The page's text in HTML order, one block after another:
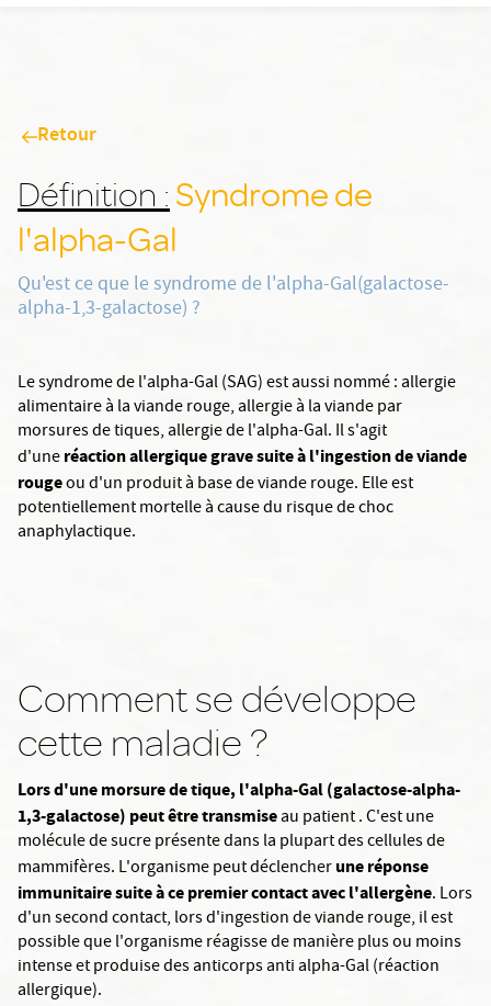
Retour
Définition : Syndrome de
l'alpha-Gal
Qu'est ce que le syndrome de l'alpha-Gal(galactose-
alpha-1,3-galactose) ?
Le syndrome de l'alpha-Gal (SAG) est aussi nommé : allergie
alimentaire à la viande rouge, allergie à la viande par
morsures de tiques, allergie de l'alpha-Gal. Il s'agit
d'uneréaction allergique grave suite à l'ingestion de viande
rougeou d'un produit à base de viande rouge. Elle est
potentiellement mortelle à cause du risque de choc
anaphylactique.
Comment se développe
cette maladie ?
Lors d'une morsure de tique, l'alpha-Gal (galactose-alpha-
1,3-galactose) peut être transmiseau patient . C'est une
molécule de sucre présente dans la plupart des cellules de
mammifères. L'organisme peut déclencherune réponse
immunitaire suite à ce premier contact avec l'allergène. Lors
d'un second contact, lors d'ingestion de viande rouge, il est
possible que l'organisme réagisse de manière plus ou moins
intense et produise des anticorps anti alpha-Gal (réaction
allergique).